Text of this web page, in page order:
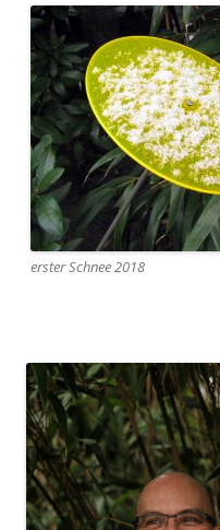
erster Schnee 2018